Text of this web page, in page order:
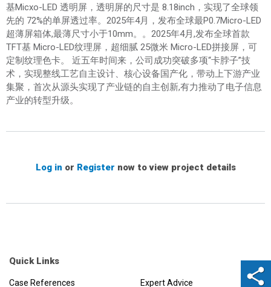
基Micxo-LED 透明屏，透明屏的尺寸是 8.18inch，实现了全球领
先的 72%的单屏透过率。2025年4月，发布全球最P0.7Micro-LED
超薄屏箱体,最薄尺寸小于10mm。。2025年4月,发布全球首款
TFT基 Micro-LED纹理屏，超细腻 25微米 Micro-LED拼接屏，可
定制纹理色卡。 近五年时间来，公司成功突破多项“卡脖子”技
术，实现整线工艺自主设计、核心设备国产化，带动上下游产业
集聚，首次从源头实现了产业链的自主创新,有力推动了电子信息
产业的转型升级。
Log in or Register now to view project details
Quick Links
Case References Expert Advice